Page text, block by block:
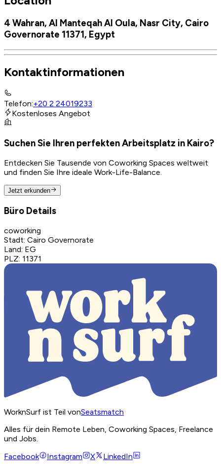
4 Wahran, Al Manteqah Al Oula, Nasr City, Cairo
Governorate 11371, Egypt
Kontaktinformationen
Telefon:+20 2 24019233
Kostenloses Angebot
Suchen Sie Ihren perfekten Arbeitsplatz in Kairo?
Entdecken Sie Tausende von Coworking Spaces weltweit
und finden Sie Ihre ideale Work-Life-Balance.
Jetzt erkunden
Büro Details
coworking
Stadt: Cairo Governorate
Land: EG
PLZ: 11371
WorknSurf ist Teil vonSeatsmatch
Alles für dein Remote Leben, Coworking Spaces, Freelance
und Jobs.
Facebook
Instagram X LinkedIn